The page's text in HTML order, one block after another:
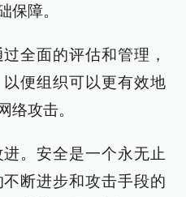
保障。
全面的评估和管理，
便组织可以更有效地
络攻击。
。安全是一个永无止
断进步和攻击手段的